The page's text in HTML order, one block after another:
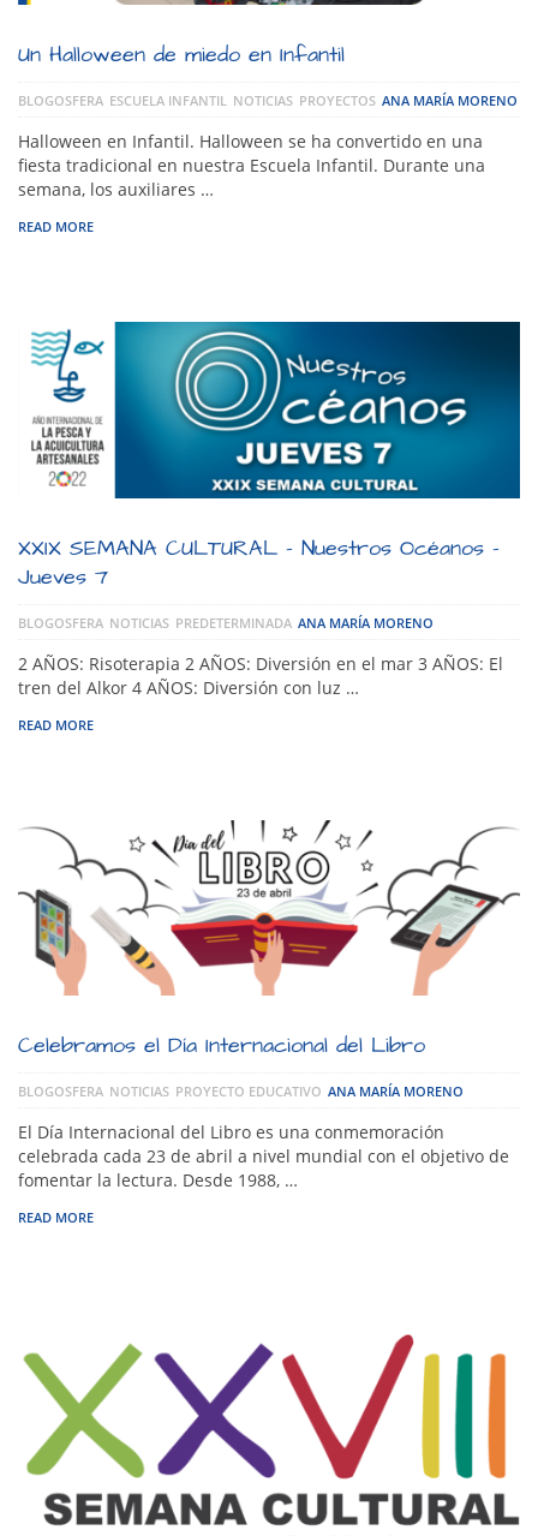
Un Halloween de miedo en Infantil
BLOGOSFERA ESCUELA INFANTIL NOTICIAS PROYECTOS ANA MARÍA MORENO
Halloween en Infantil. Halloween se ha convertido en una
fiesta tradicional en nuestra Escuela Infantil. Durante una
semana, los auxiliares …
READ MORE
XXIX SEMANA CULTURAL – Nuestros Océanos –
Jueves 7
BLOGOSFERA NOTICIAS PREDETERMINADA ANA MARÍA MORENO
2 AÑOS: Risoterapia 2 AÑOS: Diversión en el mar 3 AÑOS: El
tren del Alkor 4 AÑOS: Diversión con luz …
READ MORE
Celebramos el Día Internacional del Libro
BLOGOSFERA NOTICIAS PROYECTO EDUCATIVO ANA MARÍA MORENO
El Día Internacional del Libro es una conmemoración
celebrada cada 23 de abril a nivel mundial con el objetivo de
fomentar la lectura. Desde 1988, …
READ MORE